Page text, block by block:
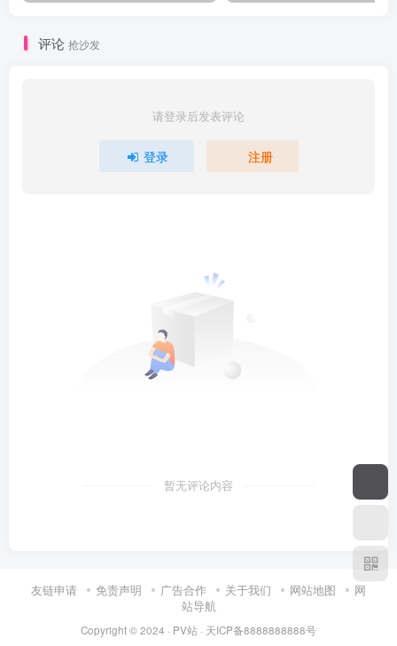
评论 抢沙发
请登录后发表评论
登录 注册
暂无评论内容
友链申请 免责声明 广告合作 关于我们 网站地图
网
站导航
Copyright © 2024 · PV站 · 天ICP备8888888888号